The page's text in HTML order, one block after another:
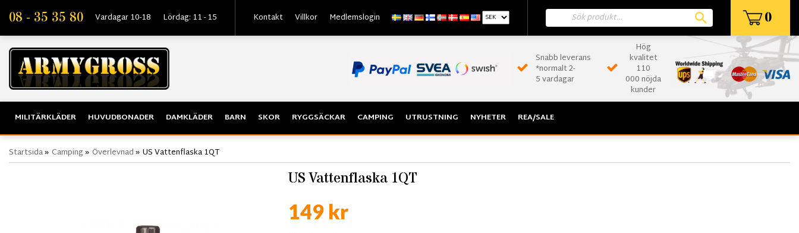
08 - 35 35 80 Vardagar 10-18 Lördag: 11 - 15 Kontakt Villkor Medlemslogin 0
Snabb leverans
*normalt 2-
5 vardagar
Hög
kvalitet
110
000 nöjda
kunder
MILITÄRKLÄDER
HUVUDBONADER DAMKLÄDER BARN SKOR RYGGSÄCKAR CAMPING UTRUSTNING NYHETER REA/SALE
Startsida» Camping» Överlevnad» US Vattenflaska 1QT
US Vattenflaska 1QT
149 kr